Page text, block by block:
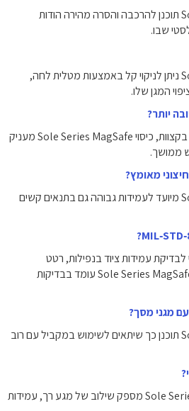
כן, כיסוי Sole Series MagSafe תוכנן להרכבה והסרה מהירה הודות
שבו.
כן, כיסוי Sole Series MagSafe ניתן לניקוי קל באמצעות מטלית לחה,
המגן שלו.
יותר?
בזכות פני השטח המחוספסים בקצוות, כיסוי Sole Series MagSafe מעניק
ממושך.
מאומץ?
כן, כיסוי Sole Series MagSafe מיועד לעמידות גבוהה גם בתנאים קשים
עמידות ציוד בנפילות, רטט
וטמפרטורה, המבטיח שכיסוי Sole Series MagSafe עומד בבדיקות
מגני מסך?
כן, כיסוי Sole Series MagSafe תוכנן כך שיתאים לשימוש במקביל עם רוב
גב הבד של כיסוי Sole Series MagSafe מספק שילוב של מגע רך, עמידות